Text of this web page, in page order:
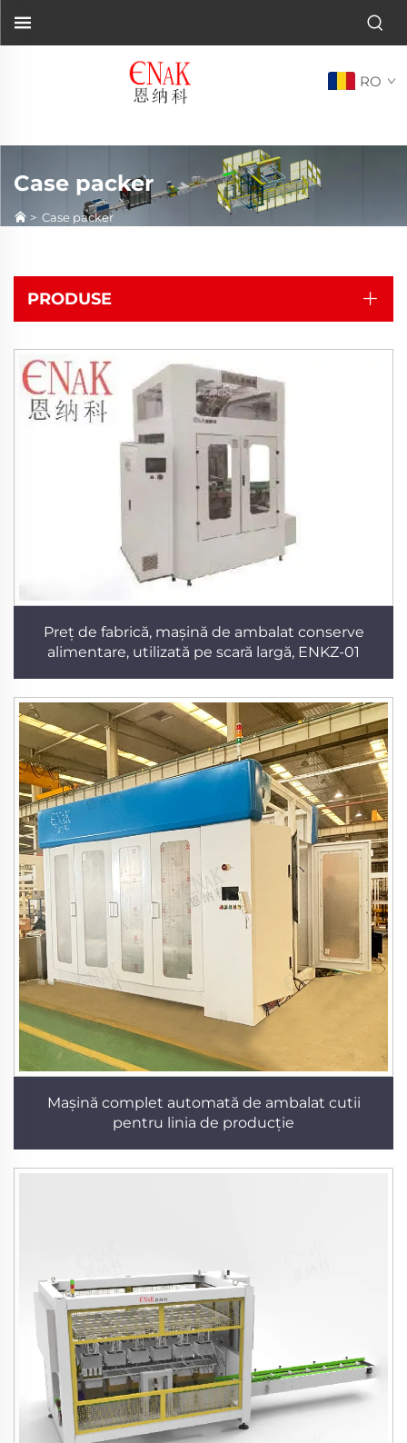
RO
Case packer
> Case packer
PRODUSE
Preț de fabrică, mașină de ambalat conserve
alimentare, utilizată pe scară largă, ENKZ-01
Mașină complet automată de ambalat cutii
pentru linia de producție